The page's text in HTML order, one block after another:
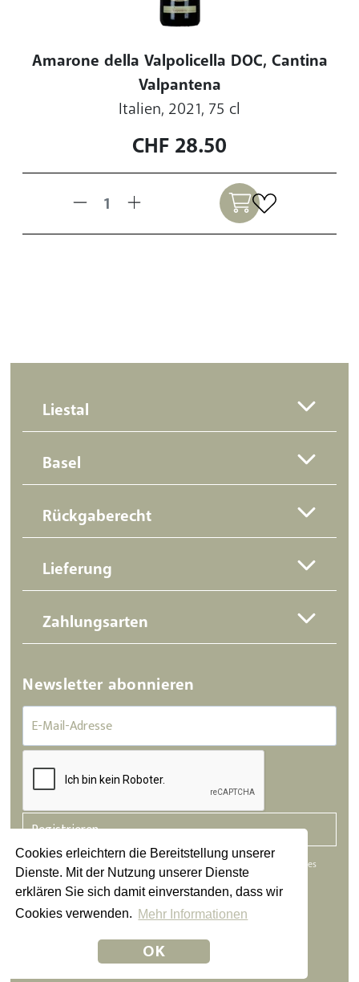
Cookies erleichtern die Bereitstellung unserer
Dienste. Mit der Nutzung unserer Dienste
erklären Sie sich damit einverstanden, dass wir
Cookies verwenden. Mehr Informationen
OK
Amarone della Valpolicella DOC, Cantina
Valpantena
Italien, 2021, 75 cl
CHF 28.50
Liestal
Basel
Rückgaberecht
Lieferung
Zahlungsarten
Newsletter abonnieren
Registrieren
Die abgesendeten Daten werden nur zum Zweck der Bearbeitung Ihres
Anliegens verarbeitet. Weitere Informationen finden Sie in unserer
Datenschutzerklärung.
Datenschutz|Impressum |AGB